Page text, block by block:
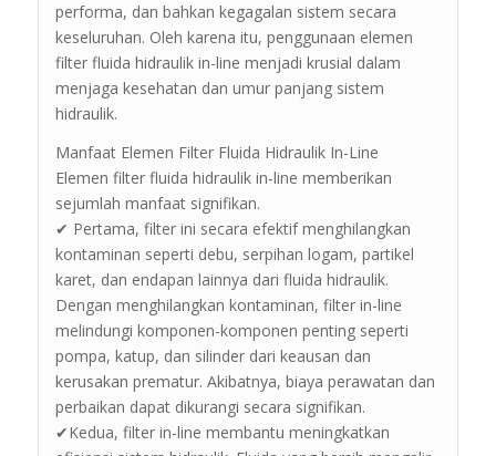
performa, dan bahkan kegagalan sistem secara
keseluruhan. Oleh karena itu, penggunaan elemen
filter fluida hidraulik in-line menjadi krusial dalam
menjaga kesehatan dan umur panjang sistem
hidraulik.
Manfaat Elemen Filter Fluida Hidraulik In-Line
Elemen filter fluida hidraulik in-line memberikan
sejumlah manfaat signifikan.
✔ Pertama, filter ini secara efektif menghilangkan
kontaminan seperti debu, serpihan logam, partikel
karet, dan endapan lainnya dari fluida hidraulik.
Dengan menghilangkan kontaminan, filter in-line
melindungi komponen-komponen penting seperti
pompa, katup, dan silinder dari keausan dan
kerusakan prematur. Akibatnya, biaya perawatan dan
perbaikan dapat dikurangi secara signifikan.
✔Kedua, filter in-line membantu meningkatkan